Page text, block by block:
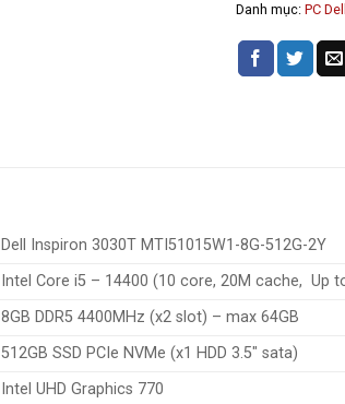
Danh mục:PC Dell
Dell Inspiron 3030T MTI51015W1-8G-512G-2Y
Intel Core i5 – 14400 (10 core, 20M cache, Up
8GB DDR5 4400MHz (x2 slot) – max 64GB
512GB SSD PCIe NVMe (x1 HDD 3.5″ sata)
Intel UHD Graphics 770